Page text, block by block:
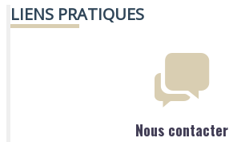
LIENS PRATIQUES
Nous contacter